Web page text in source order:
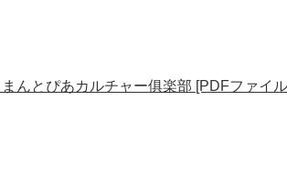
んとぴあカルチャー俱楽部 [PDFファイ